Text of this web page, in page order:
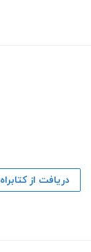
دریافت از کتابراه